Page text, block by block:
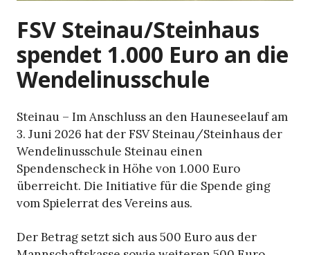
FSV Steinau/Steinhaus
spendet 1.000 Euro an die
Wendelinusschule
Steinau – Im Anschluss an den Hauneseelauf am
3. Juni 2026 hat der FSV Steinau/Steinhaus der
Wendelinusschule Steinau einen
Spendenscheck in Höhe von 1.000 Euro
überreicht. Die Initiative für die Spende ging
vom Spielerrat des Vereins aus.
Der Betrag setzt sich aus 500 Euro aus der